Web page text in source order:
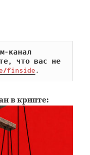
канал
что вас не
finside.
в крипте: